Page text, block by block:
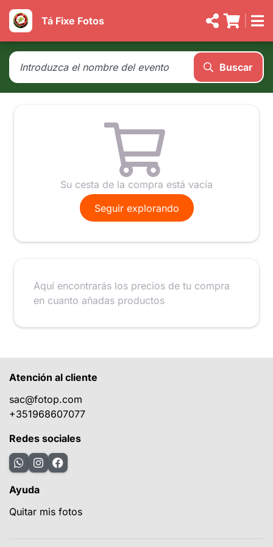
Tá Fixe Fotos
Buscar
Su cesta de la compra está vacía
Seguir explorando
Aquí encontrarás los precios de tu compra
en cuanto añadas productos
Atención al cliente
sac@fotop.com
+351968607077
Redes sociales
Ayuda
Quitar mis fotos